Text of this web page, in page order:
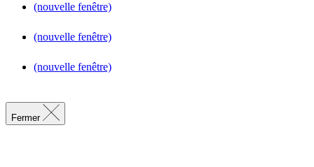
(nouvelle fenêtre)
(nouvelle fenêtre)
(nouvelle fenêtre)
Fermer